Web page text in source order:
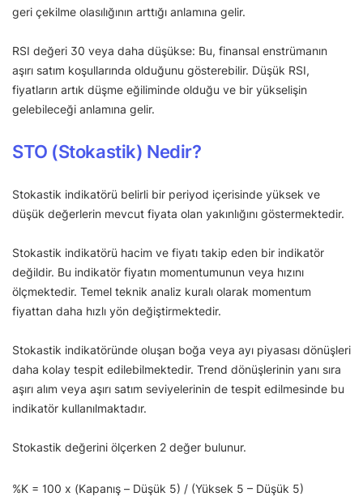
geri çekilme olasılığının arttığı anlamına gelir.
RSI değeri 30 veya daha düşükse: Bu, finansal enstrümanın
aşırı satım koşullarında olduğunu gösterebilir. Düşük RSI,
fiyatların artık düşme eğiliminde olduğu ve bir yükselişin
gelebileceği anlamına gelir.
STO (Stokastik) Nedir?
Stokastik indikatörü belirli bir periyod içerisinde yüksek ve
düşük değerlerin mevcut fiyata olan yakınlığını göstermektedir.
Stokastik indikatörü hacim ve fiyatı takip eden bir indikatör
değildir. Bu indikatör fiyatın momentumunun veya hızını
ölçmektedir. Temel teknik analiz kuralı olarak momentum
fiyattan daha hızlı yön değiştirmektedir.
Stokastik indikatöründe oluşan boğa veya ayı piyasası dönüşleri
daha kolay tespit edilebilmektedir. Trend dönüşlerinin yanı sıra
aşırı alım veya aşırı satım seviyelerinin de tespit edilmesinde bu
indikatör kullanılmaktadır.
Stokastik değerini ölçerken 2 değer bulunur.
%K = 100 x (Kapanış – Düşük 5) / (Yüksek 5 – Düşük 5)